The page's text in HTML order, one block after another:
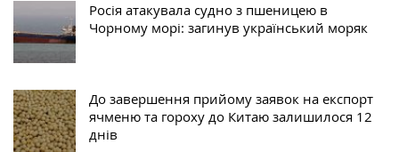
Росія атакувала судно з пшеницею в
Чорному морі: загинув український моряк
До завершення прийому заявок на експорт
ячменю та гороху до Китаю залишилося 12
днів